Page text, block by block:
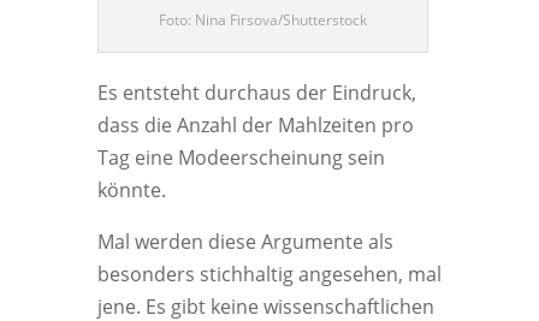
Foto: Nina Firsova/Shutterstock
Es entsteht durchaus der Eindruck,
dass die Anzahl der Mahlzeiten pro
Tag eine Modeerscheinung sein
könnte.
Mal werden diese Argumente als
besonders stichhaltig angesehen, mal
jene. Es gibt keine wissenschaftlichen